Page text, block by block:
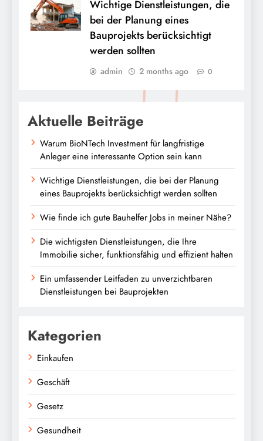
Wichtige Dienstleistungen, die
bei der Planung eines
Bauprojekts berücksichtigt
werden sollten
admin 2 months ago 0
Aktuelle Beiträge
Warum BioNTech Investment für langfristige
Anleger eine interessante Option sein kann
Wichtige Dienstleistungen, die bei der Planung
eines Bauprojekts berücksichtigt werden sollten
Wie finde ich gute Bauhelfer Jobs in meiner Nähe?
Die wichtigsten Dienstleistungen, die Ihre
Immobilie sicher, funktionsfähig und effizient halten
Ein umfassender Leitfaden zu unverzichtbaren
Dienstleistungen bei Bauprojekten
Kategorien
Einkaufen
Geschäft
Gesetz
Gesundheit